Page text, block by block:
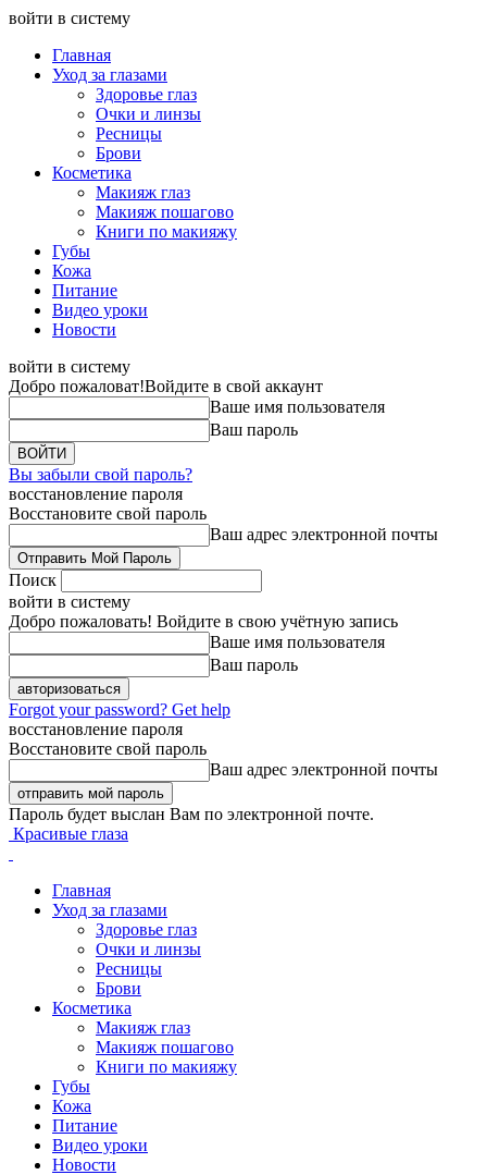
войти в систему
Главная
Уход за глазами
Здоровье глаз
Очки и линзы
Ресницы
Брови
Косметика
Макияж глаз
Макияж пошагово
Книги по макияжу
Губы
Кожа
Питание
Видео уроки
Новости
войти в систему
Добро пожаловат!Войдите в свой аккаунт
Ваше имя пользователя
Ваш пароль
Вы забыли свой пароль?
восстановление пароля
Восстановите свой пароль
Ваш адрес электронной почты
Поиск
войти в систему
Добро пожаловать! Войдите в свою учётную запись
Ваше имя пользователя
Ваш пароль
Forgot your password? Get help
восстановление пароля
Восстановите свой пароль
Ваш адрес электронной почты
Пароль будет выслан Вам по электронной почте.
Красивые глаза
Главная
Уход за глазами
Здоровье глаз
Очки и линзы
Ресницы
Брови
Косметика
Макияж глаз
Макияж пошагово
Книги по макияжу
Губы
Кожа
Питание
Видео уроки
Новости